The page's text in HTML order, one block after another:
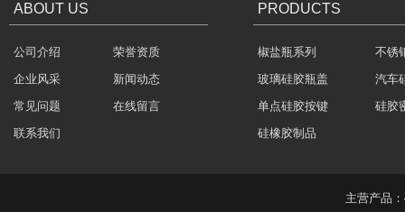
玻璃瓶盖密封圈
ABOUT US
公司介绍
荣誉资质
企业风采
新闻动态
常见问题
在线留言
联系我们
PRODUCTS
椒盐瓶系列
不锈
玻璃硅胶瓶盖
汽车
单点硅胶按键
硅胶
硅橡胶制品
主营产品：